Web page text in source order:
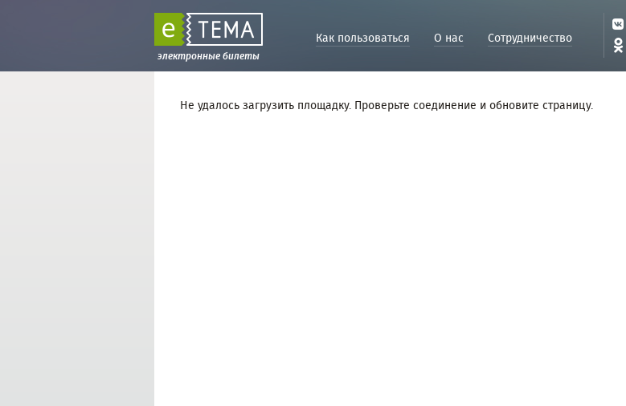
электронные билеты
Как пользоваться О нас Сотрудничество
Не удалось загрузить площадку. Проверьте соединение и обновите страницу.